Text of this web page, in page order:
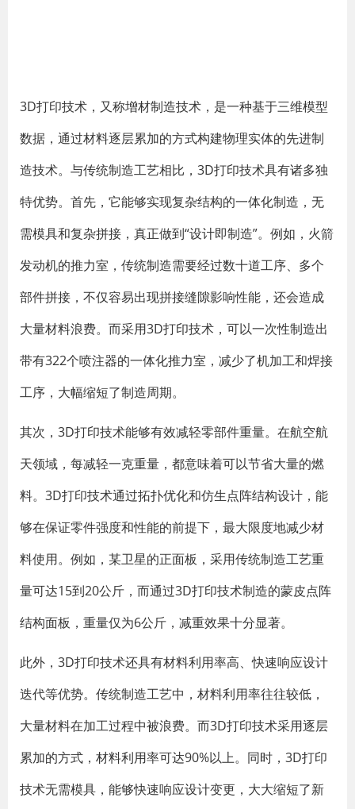
3D打印技术，又称增材制造技术，是一种基于三维模型
数据，通过材料逐层累加的方式构建物理实体的先进制
造技术。与传统制造工艺相比，3D打印技术具有诸多独
特优势。首先，它能够实现复杂结构的一体化制造，无
需模具和复杂拼接，真正做到“设计即制造”。例如，火箭
发动机的推力室，传统制造需要经过数十道工序、多个
部件拼接，不仅容易出现拼接缝隙影响性能，还会造成
大量材料浪费。而采用3D打印技术，可以一次性制造出
带有322个喷注器的一体化推力室，减少了机加工和焊接
工序，大幅缩短了制造周期。
其次，3D打印技术能够有效减轻零部件重量。在航空航
天领域，每减轻一克重量，都意味着可以节省大量的燃
料。3D打印技术通过拓扑优化和仿生点阵结构设计，能
够在保证零件强度和性能的前提下，最大限度地减少材
料使用。例如，某卫星的正面板，采用传统制造工艺重
量可达15到20公斤，而通过3D打印技术制造的蒙皮点阵
结构面板，重量仅为6公斤，减重效果十分显著。
此外，3D打印技术还具有材料利用率高、快速响应设计
迭代等优势。传统制造工艺中，材料利用率往往较低，
大量材料在加工过程中被浪费。而3D打印技术采用逐层
累加的方式，材料利用率可达90%以上。同时，3D打印
技术无需模具，能够快速响应设计变更，大大缩短了新